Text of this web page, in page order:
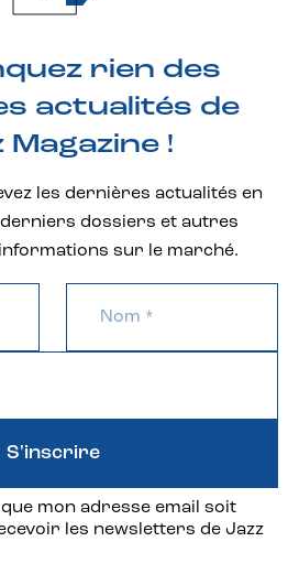
rien des
actualités de
Magazine !
les dernières actualités en
dossiers et autres
sur le marché.
mon adresse email soit
les newsletters de Jazz
S'inscrire